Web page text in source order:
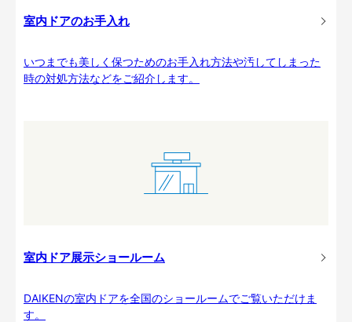
室内ドアのお手入れ
いつまでも美しく保つためのお手入れ方法や汚してしまった
時の対処方法などをご紹介します。
室内ドア展示ショールーム
DAIKENの室内ドアを全国のショールームでご覧いただけま
す。